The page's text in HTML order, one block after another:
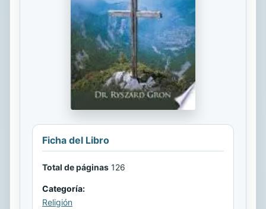
Ficha del Libro
Total de páginas 126
Categoría:
Religión